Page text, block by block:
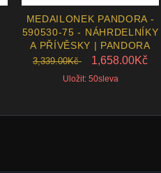
MEDAILONEK PANDORA -
590530-75 - NÁHRDELNÍKY
A PŘÍVĚSKY | PANDORA
3,339.00Kč
1,658.00Kč
Uložit: 50sleva